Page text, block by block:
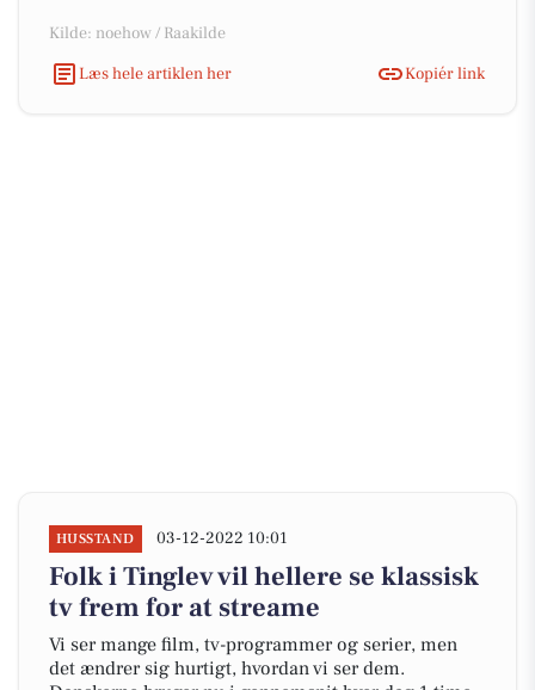
Kilde: noehow / Raakilde
Læs hele artiklen her
Kopiér link
HUSSTAND 03-12-2022 10:01
Folk i Tinglev vil hellere se klassisk
tv frem for at streame
Vi ser mange film, tv-programmer og serier, men
det ændrer sig hurtigt, hvordan vi ser dem.